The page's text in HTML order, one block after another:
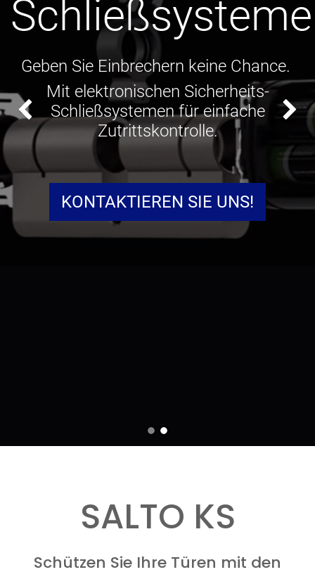
Schließsysteme
Geben Sie Einbrechern keine Chance.
Mit elektronischen Sicherheits-
Schließsystemen für einfache
Zutrittskontrolle.
KONTAKTIEREN SIE UNS!
Bisherige
SALTO KS
Schützen Sie Ihre Türen mit den